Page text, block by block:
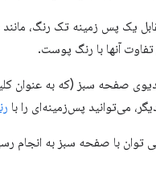
مقابل یک پس زمینه تک رنگ،
تفاوت آنها با رنگ پوست.
صفحه سبز (که به عنوان
می‌توانید پس‌زمینه‌ای را با
با صفحه سبز به انجام